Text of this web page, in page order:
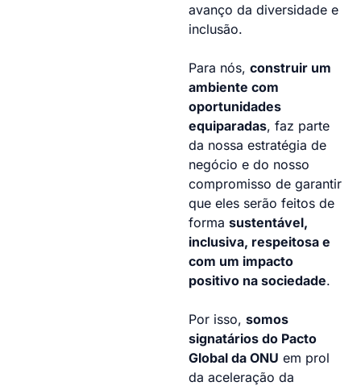
avanço da diversidade e
inclusão.
Para nós, construir um
ambiente com
oportunidades
equiparadas, faz parte
da nossa estratégia de
negócio e do nosso
compromisso de garantir
que eles serão feitos de
forma sustentável,
inclusiva, respeitosa e
com um impacto
positivo na sociedade.
Por isso, somos
signatários do Pacto
Global da ONU em prol
da aceleração da